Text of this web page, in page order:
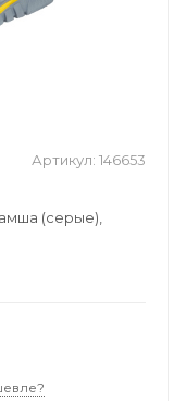
Артикул: 146653
(серые),